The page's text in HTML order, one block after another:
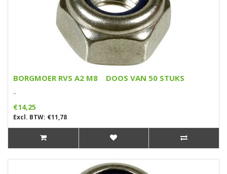
BORGMOER RVS A2 M8 DOOS VAN 50 STUKS
..
€14,25
Excl. BTW: €11,78